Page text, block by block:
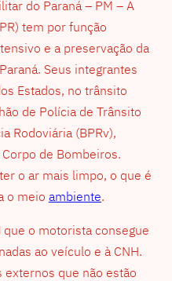
do Paraná – PM – A
tem por função
e a preservação da
Seus integrantes
Estados, no trânsito
de Polícia de Trânsito
Rodoviária (BPRv),
de Bombeiros.
o ar mais limpo, o que é
o meio ambiente.
que o motorista consegue
ao veículo e à CNH.
que não estão